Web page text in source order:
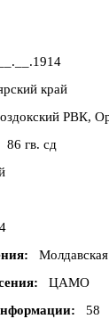
__.__.1914
край
РВК,
86 гв. сд
ЦАМО
58